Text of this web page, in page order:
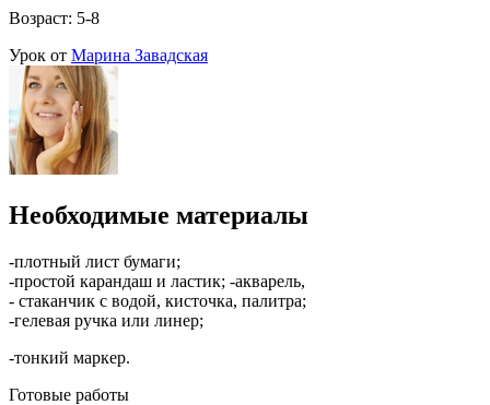
Возраст: 5-8
Урок от Марина Завадская
Необходимые материалы
-плотный лист бумаги;
-простой карандаш и ластик; -акварель,
- стаканчик с водой, кисточка, палитра;
-гелевая ручка или линер;
-тонкий маркер.
Готовые работы